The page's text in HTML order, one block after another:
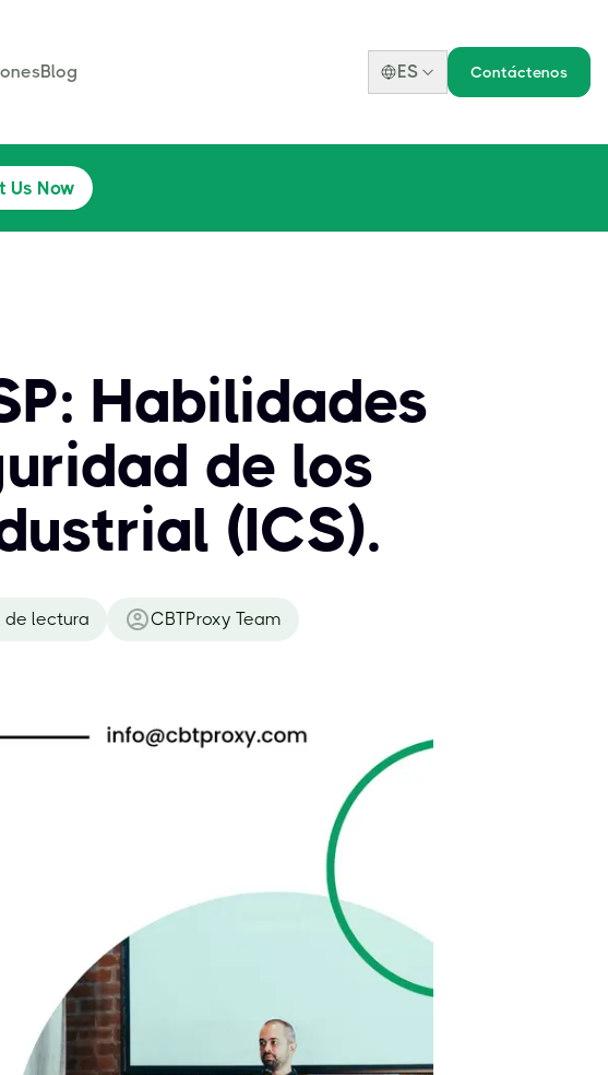
Blog ES Contáctenos
Us Now
Habilidades
de los
(ICS).
de lectura CBTProxy Team